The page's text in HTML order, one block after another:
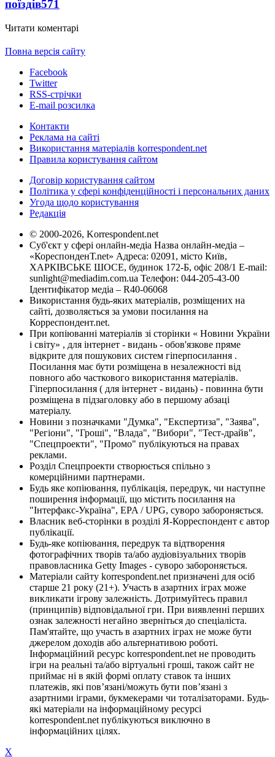
поїздів571
Читати коментарі
Повна версія сайту
Facebook
Twitter
RSS-стрічки
E-mail розсилка
Контакти
Реклама на сайті
Використання матеріалів korrespondent.net
Правила користування сайтом
Договір користування сайтом
Політика у сфері конфіденційності і персональних даних
Угода щодо користування
Редакція
© 2000-2026, Korrespondent.net
Суб'єкт у сфері онлайн-медіа Назва онлайн-медіа –
«КореспонденТ.net» Адреса: 02091, місто Київ,
ХАРКІВСЬКЕ ШОСЕ, будинок 172-Б, офіс 208/1 E-mail:
sunlight@mediadim.com.ua Телефон: 044-205-43-00
Ідентифікатор медіа – R40-06068
Використання будь-яких матеріалів, розміщених на
сайті, дозволяється за умови посилання на
Корреспондент.net.
При копіюванні матеріалів зі сторінки « Новини України
і світу» , для інтернет - видань - обов'язкове пряме
відкрите для пошукових систем гіперпосилання .
Посилання має бути розміщена в незалежності від
повного або часткового використання матеріалів.
Гіперпосилання ( для інтернет - видань) - повинна бути
розміщена в підзаголовку або в першому абзаці
матеріалу.
Новини з позначками "Думка", "Експертиза", "Заява",
"Регіони", "Гроші", "Влада", "Вибори", "Тест-драйв",
"Спецпроекти", "Промо" публікуються на правах
реклами.
Розділ Спецпроекти створюється спільно з
комерційними партнерами.
Будь яке копіювання, публікація, передрук, чи наступне
поширення інформації, що містить посилання на
"Інтерфакс-Україна", EPA / UPG, суворо забороняється.
Власник веб-сторінки в розділі Я-Корреспондент є автор
публікації.
Будь-яке копіювання, передрук та відтворення
фотографічних творів та/або аудіовізуальних творів
правовласника Getty Images - суворо забороняється.
Матеріали сайту korrespondent.net призначені для осіб
старше 21 року (21+). Участь в азартних іграх може
викликати ігрову залежність. Дотримуйтесь правил
(принципів) відповідальної гри. При виявленні перших
ознак залежності негайно зверніться до спеціаліста.
Пам'ятайте, що участь в азартних іграх не може бути
джерелом доходів або альтернативою роботі.
Інформаційний ресурс korrespondent.net не проводить
ігри на реальні та/або віртуальні гроші, також сайт не
приймає ні в якій формі оплату ставок та інших
платежів, які пов’язані/можуть бути пов’язані з
азартними іграми, букмекерами чи тоталізаторами. Будь-
які матеріали на інформаційному ресурсі
korrespondent.net публікуються виключно в
інформаційних цілях.
X